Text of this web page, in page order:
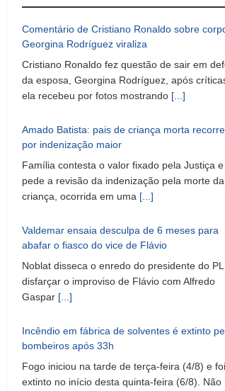
Comentário de Cristiano Ronaldo sobre
Georgina Rodríguez viraliza
Cristiano Ronaldo fez questão de sair em
da esposa, Georgina Rodríguez, após
ela recebeu por fotos mostrando [...]
Amado Batista: pais de criança morta
por indenização maior
Família contesta o valor fixado pela Justiça e
pede a revisão da indenização pela morte da
criança, ocorrida em uma [...]
Valdemar ensaia desculpa de 6 meses para
abafar o fiasco do vice de Flávio
Noblat disseca o enredo do presidente do
disfarçar o improviso de Flávio com Alfredo
Gaspar [...]
Incêndio em fábrica de solventes é extinto
bombeiros após 33h
Fogo iniciou na tarde de terça-feira (4/8) e foi
extinto no início desta quinta-feira (6/8). Não